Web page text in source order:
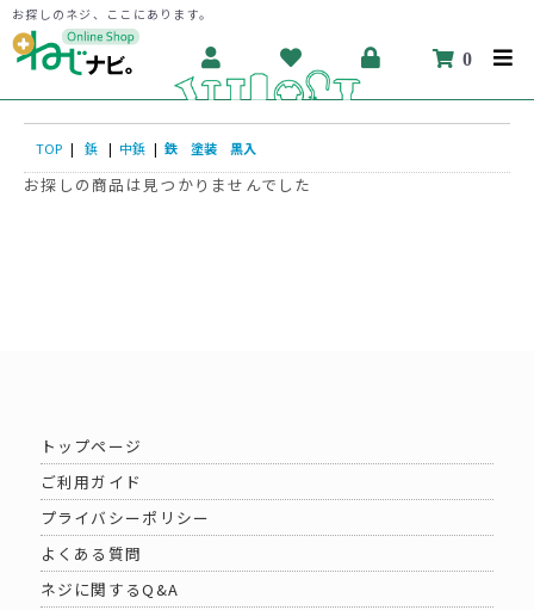
お探しのネジ、ここにあります。
0
TOP | 鋲 | 中鋲 | 鉄 塗装 黒入
お探しの商品は見つかりませんでした
トップページ
ご利用ガイド
プライバシーポリシー
よくある質問
ネジに関するQ&A